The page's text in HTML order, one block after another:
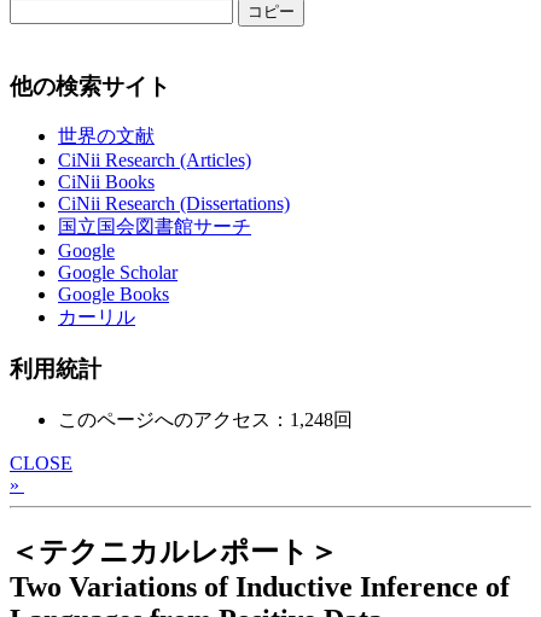
コピー
他の検索サイト
世界の文献
CiNii Research (Articles)
CiNii Books
CiNii Research (Dissertations)
国立国会図書館サーチ
Google
Google Scholar
Google Books
カーリル
利用統計
このページへのアクセス：1,248回
CLOSE
»
＜テクニカルレポート＞
Two Variations of Inductive Inference of